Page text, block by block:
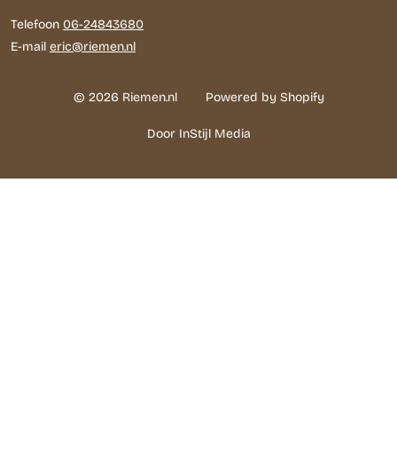
Telefoon 06-24843680
E-mail eric@riemen.nl
© 2026 Riemen.nl Powered by Shopify
Door InStijl Media